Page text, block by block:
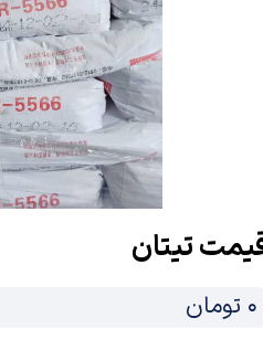
تیتان
۰ تومان